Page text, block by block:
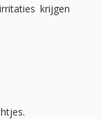
krijgen